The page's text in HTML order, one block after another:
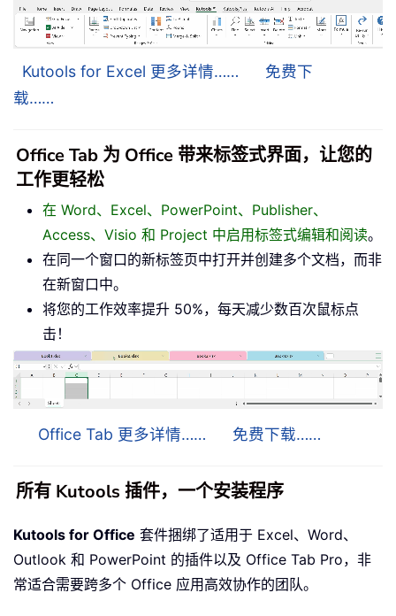
Kutools for Excel 更多详情……
免费下
载……
Office Tab 为 Office 带来标签式界面，让您的
工作更轻松
在 Word、Excel、PowerPoint、Publisher、
Access、Visio 和 Project 中启用标签式编辑和阅读。
在同一个窗口的新标签页中打开并创建多个文档，而非
在新窗口中。
将您的工作效率提升 50%，每天减少数百次鼠标点
击！
Office Tab 更多详情…… 免费下载……
所有 Kutools 插件，一个安装程序
Kutools for Office 套件捆绑了适用于 Excel、Word、
Outlook 和 PowerPoint 的插件以及 Office Tab Pro，非
常适合需要跨多个 Office 应用高效协作的团队。